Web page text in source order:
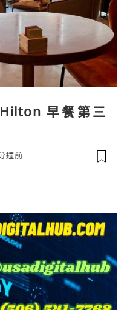
早餐第三
鐘前